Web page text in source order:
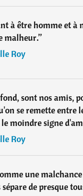
à être homme et à
malheur.”
Roy
sont nos amis,
se remette entre
moindre signe
Roy
une
de presque